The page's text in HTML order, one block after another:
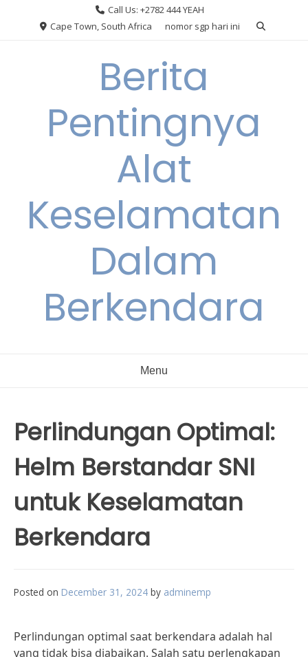
Call Us: +2782 444 YEAH
Cape Town, South Africa
nomor sgp hari ini
Berita
Pentingnya
Alat
Keselamatan
Dalam
Berkendara
Menu
Perlindungan Optimal:
Helm Berstandar SNI
untuk Keselamatan
Berkendara
Posted on December 31, 2024 by adminemp
Perlindungan optimal saat berkendara adalah hal
yang tidak bisa diabaikan. Salah satu perlengkapan